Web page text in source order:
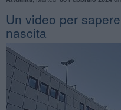
Un video per
nascita